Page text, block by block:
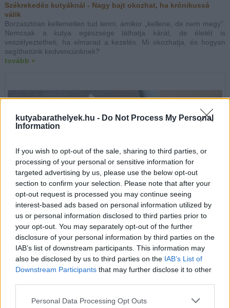
kutyabarathelyek.hu - Do Not Process My Personal
Information
If you wish to opt-out of the sale, sharing to third parties, or
processing of your personal or sensitive information for
targeted advertising by us, please use the below opt-out
section to confirm your selection. Please note that after your
opt-out request is processed you may continue seeing
interest-based ads based on personal information utilized by
us or personal information disclosed to third parties prior to
your opt-out. You may separately opt-out of the further
disclosure of your personal information by third parties on the
IAB’s list of downstream participants. This information may
also be disclosed by us to third parties on the IAB’s List of
Downstream Participants that may further disclose it to other
Personal Data Processing Opt Outs
Székrekedés kutyáknál - Nagy bajt okozhat, ha krónikussá
válik
Borzasztóan kellemetlen tud lenni, amikor „kellene, de nem megy”.
Nemcsak a kutya egészsége láthatja kárát, de életét is
veszélyeztetheti, ha elmarad a kezelés. Mi okozhatja, és hogyan
segíthetünk kedvencünknek?
tovább »
Megünnepelnéd a kutyád születésnapját? Íme 7 szuper tipp
egy felejthetetlen naphoz
Életünk fontos része. Megnevettet, és megtanít pozitívan szemlélni
a világot. Szeretetre, elfogadásra és gyengédségre ösztönöz.
Megérdemli, hogy megünnepeljük őt. Hogyan varázsoljuk
emlékezetessé kedvencünk szülinapját?
tovább »